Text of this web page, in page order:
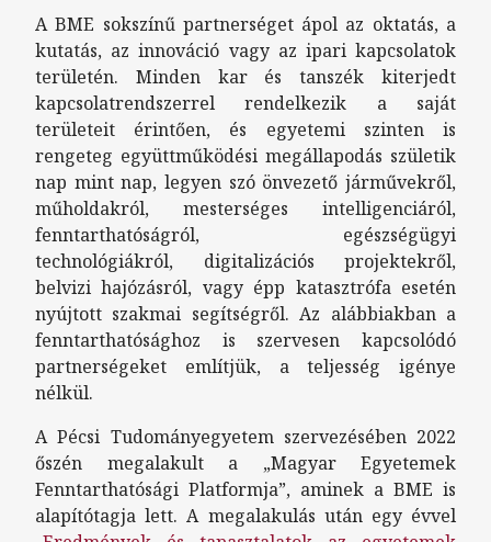
A BME sokszínű partnerséget ápol az oktatás, a
kutatás, az innováció vagy az ipari kapcsolatok
területén. Minden kar és tanszék kiterjedt
kapcsolatrendszerrel rendelkezik a saját
területeit érintően, és egyetemi szinten is
rengeteg együttműködési megállapodás születik
nap mint nap, legyen szó önvezető járművekről,
műholdakról, mesterséges intelligenciáról,
fenntarthatóságról, egészségügyi
technológiákról, digitalizációs projektekről,
belvizi hajózásról, vagy épp katasztrófa esetén
nyújtott szakmai segítségről. Az alábbiakban a
fenntarthatósághoz is szervesen kapcsolódó
partnerségeket említjük, a teljesség igénye
nélkül.
A Pécsi Tudományegyetem szervezésében 2022
őszén megalakult a „Magyar Egyetemek
Fenntarthatósági Platformja”, aminek a BME is
alapítótagja lett. A megalakulás után egy évvel